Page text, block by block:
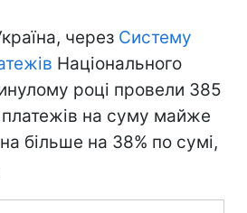
через Систему
Національного
році провели 385
на суму майже
більше на 38% по сумі,